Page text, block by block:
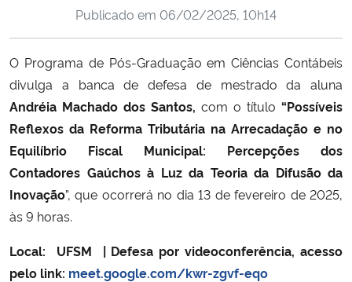
Ministério da Cidadania
Ministério de Minas e Energia
Ministério da Ciência, Tecnologia, Inovações e Comunicações
Ministério do Meio Ambiente
Ministério do Turismo
Ministério do Desenvolvimento Regional
Publicado em 06/02/2025, 10h14
O Programa de Pós-Graduação em Ciências Contábeis
divulga a banca de defesa de mestrado da aluna
Andréia Machado dos Santos, com o título “Possíveis
Reflexos da Reforma Tributária na Arrecadação e no
Equilíbrio Fiscal Municipal: Percepções dos
Contadores Gaúchos à Luz da Teoria da Difusão da
Inovação”, que ocorrerá no dia 13 de fevereiro de 2025,
às 9 horas.
Local: UFSM | Defesa por videoconferência, acesso
pelo link: meet.google.com/kwr-zgvf-eqo